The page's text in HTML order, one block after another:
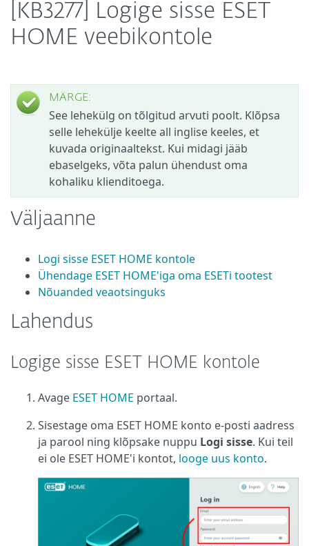
[KB3277] Logige sisse ESET
HOME veebikontole
MÄRGE:
See lehekülg on tõlgitud arvuti poolt. Klõpsa
selle lehekülje keelte all inglise keeles, et
kuvada originaaltekst. Kui midagi jääb
ebaselgeks, võta palun ühendust oma
kohaliku klienditoega.
Väljaanne
Logi sisse ESET HOME kontole
Ühendage ESET HOME'iga oma ESETi tootest
Nõuanded veaotsinguks
Lahendus
Logige sisse ESET HOME kontole
Avage ESET HOME portaal.
Sisestage oma ESET HOME konto e-posti aadress
ja parool ning klõpsake nuppu Logi sisse. Kui teil
ei ole ESET HOME'i kontot, looge uus konto.